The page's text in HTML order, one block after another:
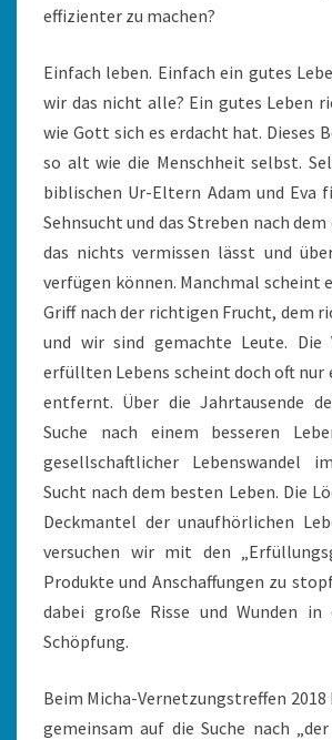
effizienter zu machen?
Einfach leben. Einfach ein gutes
wir das nicht alle? Ein gutes Leben
wie Gott sich es erdacht hat. Dieses
so alt wie die Menschheit selbst.
biblischen Ur-Eltern Adam und Eva
Sehnsucht und das Streben nach
das nichts vermissen lässt und
verfügen können. Manchmal scheint
Griff nach der richtigen Frucht, dem
und wir sind gemachte Leute. Die
erfüllten Lebens scheint doch oft nur
entfernt. Über die Jahrtausende
Suche nach einem besseren
gesellschaftlicher Lebenswandel
Sucht nach dem besten Leben. Die
Deckmantel der unaufhörlichen
versuchen wir mit den
Produkte und Anschaffungen zu
dabei große Risse und Wunden
Schöpfung.
Beim Micha-Vernetzungstreffen 2018
gemeinsam auf die Suche nach